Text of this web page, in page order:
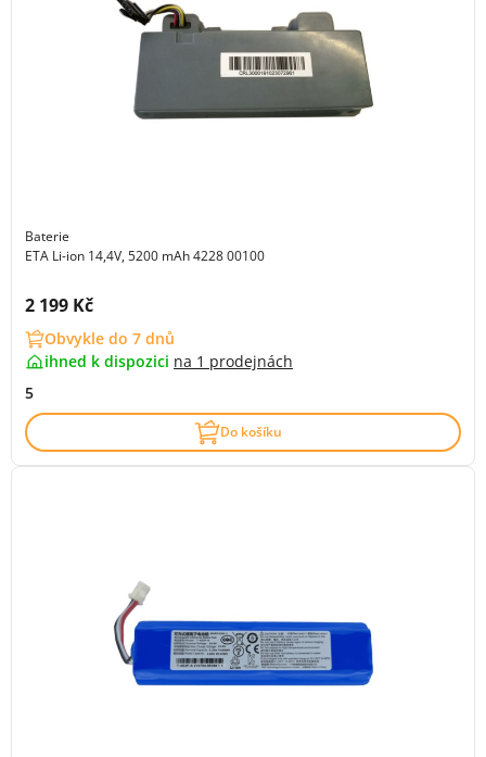
Baterie
ETA Li-ion 14,4V, 5200 mAh 4228 00100
Cena s DPH:
2 199 Kč
Obvykle do 7 dnů
ihned k dispozici na 1 prodejnách
5
Do košíku